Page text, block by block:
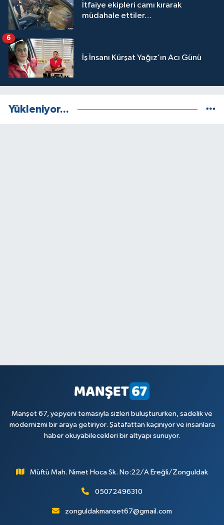
İtfaiye ekipleri camı kırarak
müdahale ettiler…
İş İnsanı Kürşat Yağız’ın Acı Günü
6
Yükleniyor...
Manşet 67, yepyeni temasıyla sizleri buluştururken, sadelik ve
modernizmi bir araya getiriyor. Şatafattan kaçınıyor ve insanlara
haber okuyabilecekleri bir altyapı sunuyor.
Müftü Mah. Nimet Hoca Sk. No:22/A Ereğli/Zonguldak
05072496310
zonguldakmanset67@gmail.com